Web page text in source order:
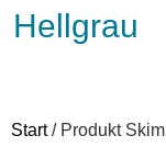
Hellgrau
Start/ Produkt